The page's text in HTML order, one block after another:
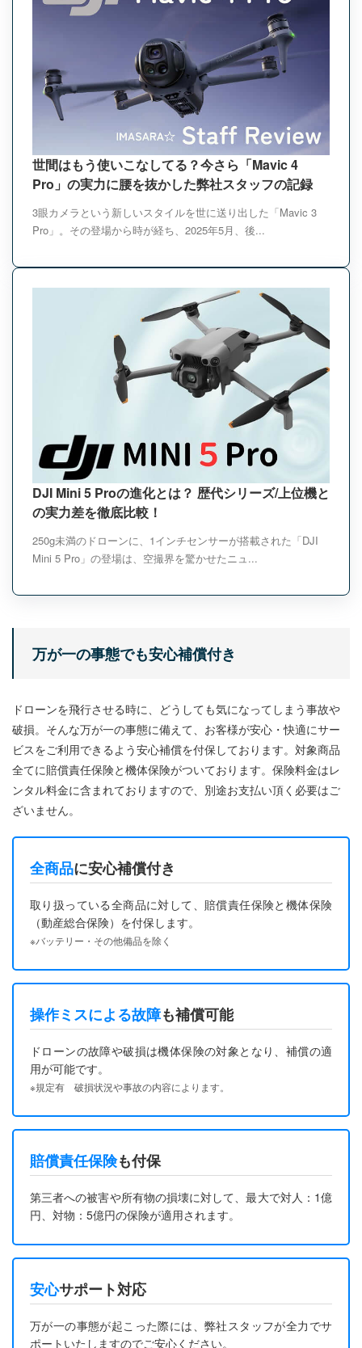
世間はもう使いこなしてる？今さら「Mavic 4
Pro」の実力に腰を抜かした弊社スタッフの記録
3眼カメラという新しいスタイルを世に送り出した「Mavic 3
Pro」。その登場から時が経ち、2025年5月、後...
DJI Mini 5 Proの進化とは？ 歴代シリーズ/上位機と
の実力差を徹底比較！
250g未満のドローンに、1インチセンサーが搭載された「DJI
Mini 5 Pro」の登場は、空撮界を驚かせたニュ...
万が一の事態でも安心補償付き
ドローンを飛行させる時に、どうしても気になってしまう事故や
破損。そんな万が一の事態に備えて、お客様が安心・快適にサー
ビスをご利用できるよう安心補償を付保しております。対象商品
全てに賠償責任保険と機体保険がついております。保険料金はレ
ンタル料金に含まれておりますので、別途お支払い頂く必要はご
ざいません。
全商品に安心補償付き
取り扱っている全商品に対して、賠償責任保険と機体保険
（動産総合保険）を付保します。
※バッテリー・その他備品を除く
操作ミスによる故障も補償可能
ドローンの故障や破損は機体保険の対象となり、補償の適
用が可能です。
※規定有 破損状況や事故の内容によります。
賠償責任保険も付保
第三者への被害や所有物の損壊に対して、最大で対人：1億
円、対物：5億円の保険が適用されます。
安心サポート対応
万が一の事態が起こった際には、弊社スタッフが全力でサ
ポートいたしますのでご安心ください。